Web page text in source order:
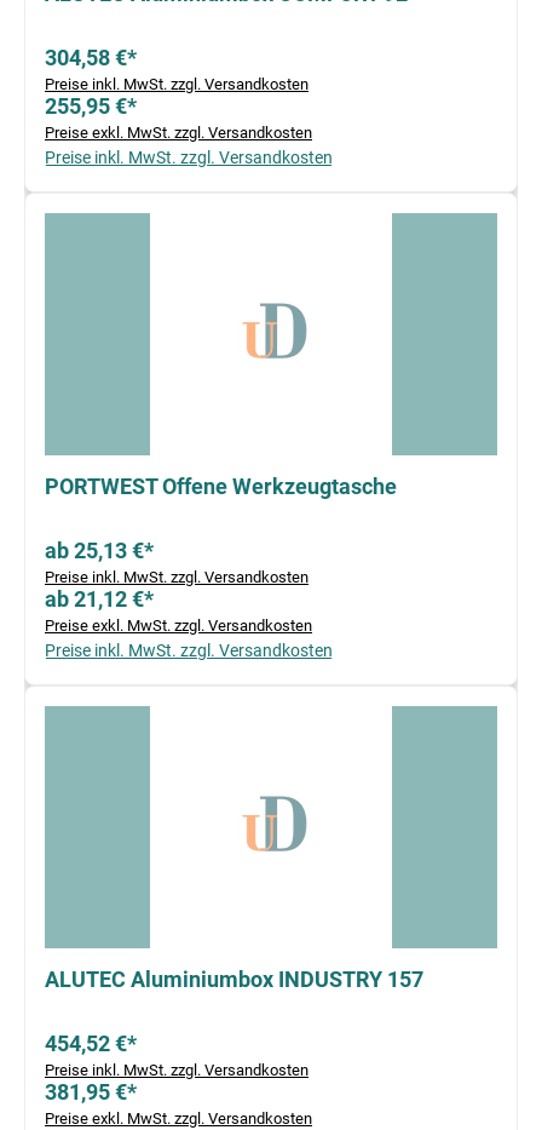
304,58 €*
Preise inkl. MwSt. zzgl. Versandkosten
255,95 €*
Preise exkl. MwSt. zzgl. Versandkosten
Preise inkl. MwSt. zzgl. Versandkosten
PORTWEST Offene Werkzeugtasche
ab 25,13 €*
Preise inkl. MwSt. zzgl. Versandkosten
ab 21,12 €*
Preise exkl. MwSt. zzgl. Versandkosten
Preise inkl. MwSt. zzgl. Versandkosten
ALUTEC Aluminiumbox INDUSTRY 157
454,52 €*
Preise inkl. MwSt. zzgl. Versandkosten
381,95 €*
Preise exkl. MwSt. zzgl. Versandkosten